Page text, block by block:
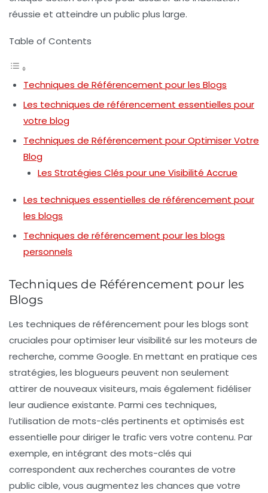
réussie et atteindre un public plus large.
Table of Contents
Techniques de Référencement pour les Blogs
Les techniques de référencement essentielles pour
votre blog
Techniques de Référencement pour Optimiser Votre
Blog
Les Stratégies Clés pour une Visibilité Accrue
Les techniques essentielles de référencement pour
les blogs
Techniques de référencement pour les blogs
personnels
Techniques de Référencement pour les
Blogs
Les techniques de référencement pour les blogs sont
cruciales pour optimiser leur visibilité sur les moteurs de
recherche, comme Google. En mettant en pratique ces
stratégies, les blogueurs peuvent non seulement
attirer de nouveaux visiteurs, mais également fidéliser
leur audience existante. Parmi ces techniques,
l’utilisation de mots-clés pertinents et optimisés est
essentielle pour diriger le trafic vers votre contenu. Par
exemple, en intégrant des mots-clés qui
correspondent aux recherches courantes de votre
public cible, vous augmentez les chances que votre